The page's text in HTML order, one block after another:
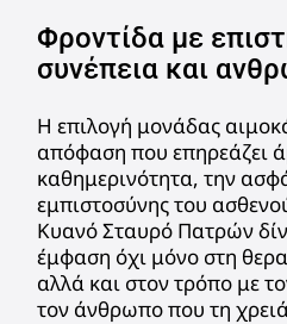
Φροντίδα με
συνέπεια και
Η επιλογή μονάδας
απόφαση που επηρεάζει
καθημερινότητα, την
εμπιστοσύνης του
Κυανό Σταυρό Πατρών
έμφαση όχι μόνο στη
αλλά και στον τρόπο με
τον άνθρωπο που τη